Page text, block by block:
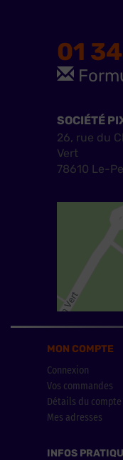
01
SOCIÉTÉ
26, rue du
Vert
78610 Le-
MON COMPTE
Connexion
Vos commandes
Détails du compte
Mes adresses
INFOS